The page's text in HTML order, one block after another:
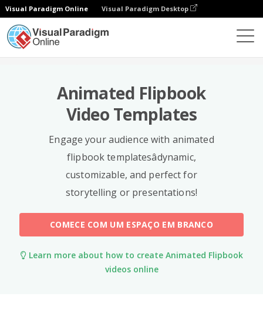
Visual Paradigm Online Visual Paradigm Desktop
Animated Flipbook
Video Templates
Engage your audience with animated
flipbook templatesâdynamic,
customizable, and perfect for
storytelling or presentations!
COMECE COM UM ESPAÇO EM BRANCO
Learn more about how to create Animated Flipbook
videos online